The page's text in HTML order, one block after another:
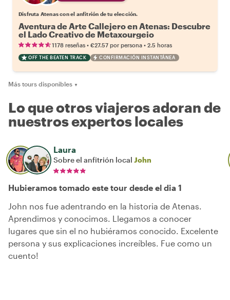
Disfruta Atenas con el anfitrión de tu elección.
Aventura de Arte Callejero en Atenas: Descubre
el Lado Creativo de Metaxourgeio
1178 reseñas • €27.57 por persona • 2.5 horas
OFF THE BEATEN TRACK CONFIRMACIÓN INSTANTÁNEA
Más tours disponibles ▼
Lo que otros viajeros adoran de
nuestros expertos locales
Laura
Sobre el anfitrión local John
Hubieramos tomado este tour desde el dia 1
John nos fue adentrando en la historia de Atenas.
Aprendimos y conocimos. Llegamos a conocer
lugares que sin el no hubiéramos conocido. Excelente
persona y sus explicaciones increíbles. Fue como un
cuento!